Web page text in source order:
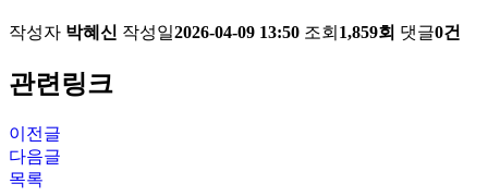
작성자 박혜신 작성일2026-04-09 13:50 조회 1,859회 댓글0건
관련링크
이전글
다음글
목록